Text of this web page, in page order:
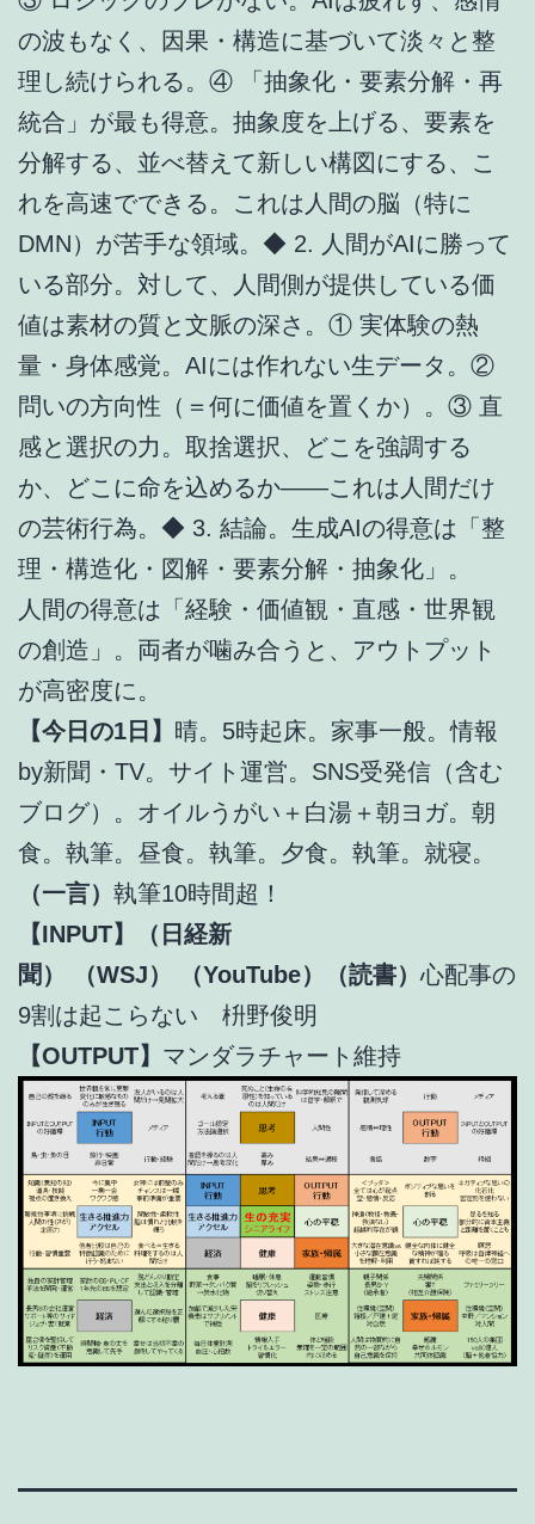
の波もなく、因果・構造に基づいて淡々と整
理し続けられる。④ 「抽象化・要素分解・再
統合」が最も得意。抽象度を上げる、要素を
分解する、並べ替えて新しい構図にする、こ
れを高速でできる。これは人間の脳（特に
DMN）が苦手な領域。◆ 2. 人間がAIに勝って
いる部分。対して、人間側が提供している価
値は素材の質と文脈の深さ。① 実体験の熱
量・身体感覚。AIには作れない生データ。②
問いの方向性（＝何に価値を置くか）。③ 直
感と選択の力。取捨選択、どこを強調する
か、どこに命を込めるか――これは人間だけ
の芸術行為。◆ 3. 結論。生成AIの得意は「整
理・構造化・図解・要素分解・抽象化」。
人間の得意は「経験・価値観・直感・世界観
の創造」。両者が噛み合うと、アウトプット
が高密度に。
【今日の1日】 晴。5時起床。家事一般。情報
by新聞・TV。サイト運営。SNS受発信（含む
ブログ）。オイルうがい＋白湯＋朝ヨガ。朝
食。執筆。昼食。執筆。夕食。執筆。就寝。
（一言） 執筆10時間超！
【INPUT】（日経新
聞）
（WSJ） （YouTube）（読書）心配事の
9割は起こらない 枡野俊明
【OUTPUT】 マンダラチャート維持